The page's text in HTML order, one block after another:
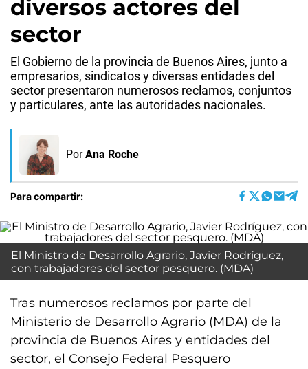
diversos actores del
sector
El Gobierno de la provincia de Buenos Aires, junto a
empresarios, sindicatos y diversas entidades del
sector presentaron numerosos reclamos, conjuntos
y particulares, ante las autoridades nacionales.
Por Ana Roche
Para compartir:
El Ministro de Desarrollo Agrario, Javier Rodríguez,
con trabajadores del sector pesquero. (MDA)
Tras numerosos reclamos por parte del
Ministerio de Desarrollo Agrario (MDA) de la
provincia de Buenos Aires y entidades del
sector, el Consejo Federal Pesquero